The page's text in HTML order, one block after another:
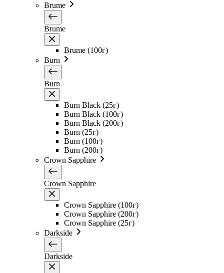
Brume
Brume
Brume (100г)
Burn
Burn
Burn Black (25г)
Burn Black (100г)
Burn Black (200г)
Burn (25г)
Burn (100г)
Burn (200г)
Crown Sapphire
Crown Sapphire
Crown Sapphire (100г)
Crown Sapphire (200г)
Crown Sapphire (25г)
Darkside
Darkside